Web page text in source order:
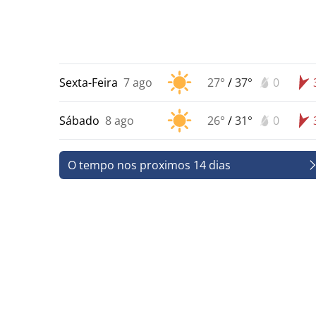
Sexta-Feira 7 ago 27° /37° 0
Sábado 8 ago 26° /31° 0
O tempo nos proximos 14 dias